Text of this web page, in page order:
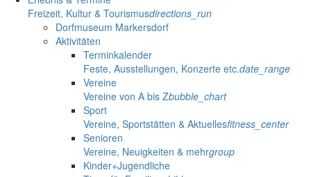
Freizeit, Kultur & Tourismusdirections_run
Dorfmuseum Markersdorf
Aktivitäten
Terminkalender
Feste, Ausstellungen, Konzerte etc.date_range
Vereine
Vereine von A bis Zbubble_chart
Sport
Vereine, Sportstätten & Aktuellesfitness_center
Senioren
Vereine, Neuigkeiten & mehrgroup
Kinder+Jugendliche